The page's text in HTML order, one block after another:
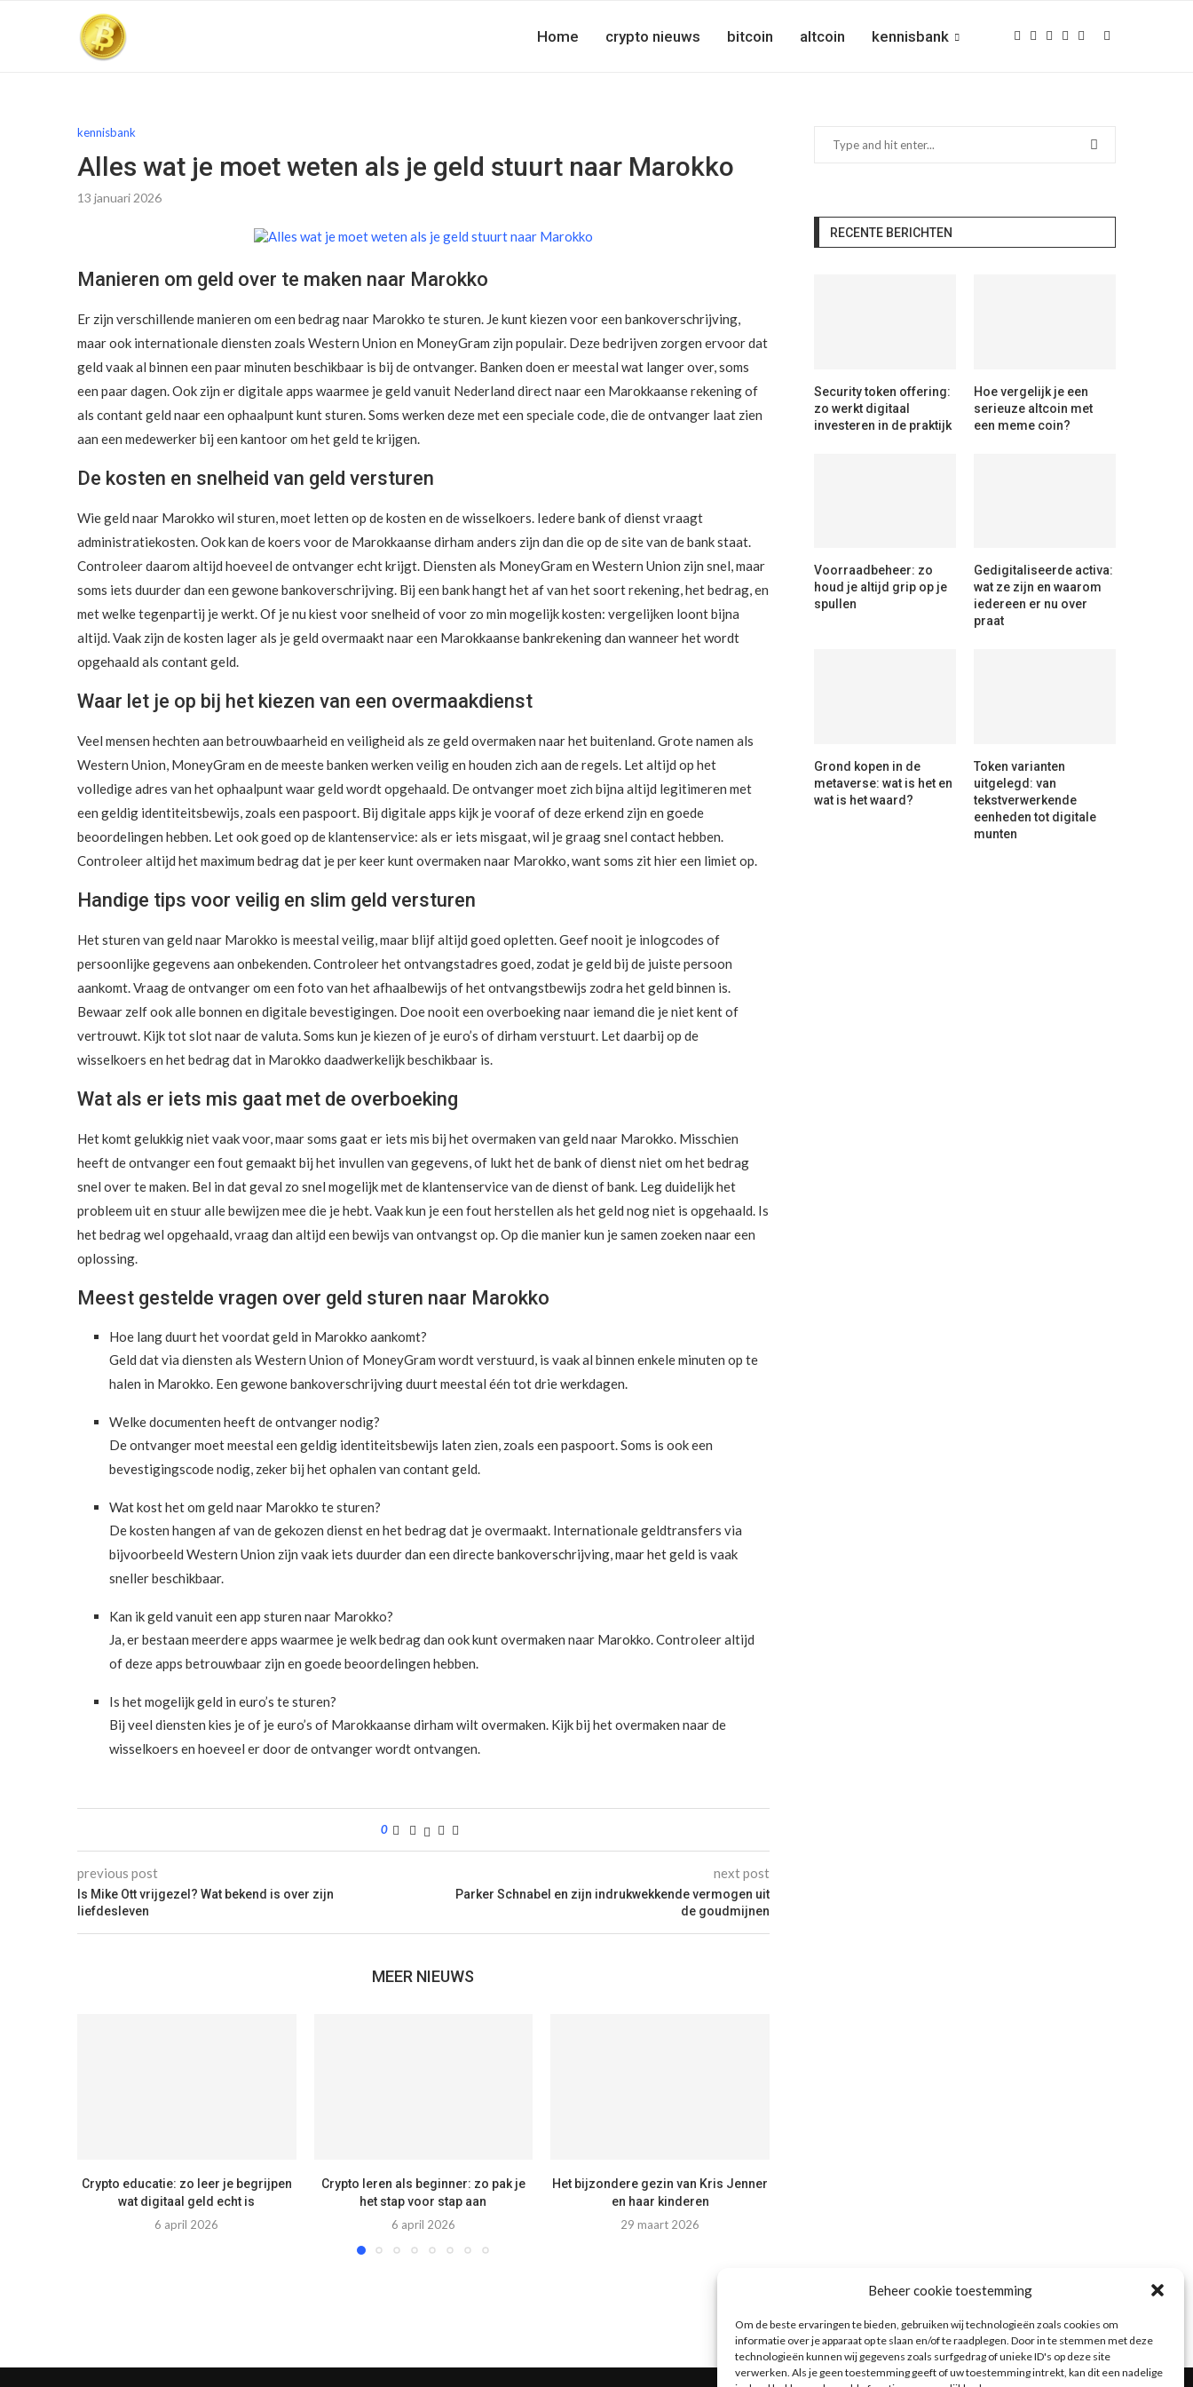
Beheer cookie toestemming
Om de beste ervaringen te bieden, gebruiken wij technologieën zoals cookies om
informatie over je apparaat op te slaan en/of te raadplegen. Door in te stemmen met deze
technologieën kunnen wij gegevens zoals surfgedrag of unieke ID's op deze site
verwerken. Als je geen toestemming geeft of uw toestemming intrekt, kan dit een nadelige
Home crypto nieuws bitcoin altcoin kennisbank
kennisbank
Alles wat je moet weten als je geld stuurt naar Marokko
13 januari 2026
Manieren om geld over te maken naar Marokko
Er zijn verschillende manieren om een bedrag naar Marokko te sturen. Je kunt kiezen voor een bankoverschrijving,
maar ook internationale diensten zoals Western Union en MoneyGram zijn populair. Deze bedrijven zorgen ervoor dat
geld vaak al binnen een paar minuten beschikbaar is bij de ontvanger. Banken doen er meestal wat langer over, soms
een paar dagen. Ook zijn er digitale apps waarmee je geld vanuit Nederland direct naar een Marokkaanse rekening of
als contant geld naar een ophaalpunt kunt sturen. Soms werken deze met een speciale code, die de ontvanger laat zien
aan een medewerker bij een kantoor om het geld te krijgen.
De kosten en snelheid van geld versturen
Wie geld naar Marokko wil sturen, moet letten op de kosten en de wisselkoers. Iedere bank of dienst vraagt
administratiekosten. Ook kan de koers voor de Marokkaanse dirham anders zijn dan die op de site van de bank staat.
Controleer daarom altijd hoeveel de ontvanger echt krijgt. Diensten als MoneyGram en Western Union zijn snel, maar
soms iets duurder dan een gewone bankoverschrijving. Bij een bank hangt het af van het soort rekening, het bedrag, en
met welke tegenpartij je werkt. Of je nu kiest voor snelheid of voor zo min mogelijk kosten: vergelijken loont bijna
altijd. Vaak zijn de kosten lager als je geld overmaakt naar een Marokkaanse bankrekening dan wanneer het wordt
opgehaald als contant geld.
Waar let je op bij het kiezen van een overmaakdienst
Veel mensen hechten aan betrouwbaarheid en veiligheid als ze geld overmaken naar het buitenland. Grote namen als
Western Union, MoneyGram en de meeste banken werken veilig en houden zich aan de regels. Let altijd op het
volledige adres van het ophaalpunt waar geld wordt opgehaald. De ontvanger moet zich bijna altijd legitimeren met
een geldig identiteitsbewijs, zoals een paspoort. Bij digitale apps kijk je vooraf of deze erkend zijn en goede
beoordelingen hebben. Let ook goed op de klantenservice: als er iets misgaat, wil je graag snel contact hebben.
Controleer altijd het maximum bedrag dat je per keer kunt overmaken naar Marokko, want soms zit hier een limiet op.
Handige tips voor veilig en slim geld versturen
Het sturen van geld naar Marokko is meestal veilig, maar blijf altijd goed opletten. Geef nooit je inlogcodes of
persoonlijke gegevens aan onbekenden. Controleer het ontvangstadres goed, zodat je geld bij de juiste persoon
aankomt. Vraag de ontvanger om een foto van het afhaalbewijs of het ontvangstbewijs zodra het geld binnen is.
Bewaar zelf ook alle bonnen en digitale bevestigingen. Doe nooit een overboeking naar iemand die je niet kent of
vertrouwt. Kijk tot slot naar de valuta. Soms kun je kiezen of je euro’s of dirham verstuurt. Let daarbij op de
wisselkoers en het bedrag dat in Marokko daadwerkelijk beschikbaar is.
Wat als er iets mis gaat met de overboeking
Het komt gelukkig niet vaak voor, maar soms gaat er iets mis bij het overmaken van geld naar Marokko. Misschien
heeft de ontvanger een fout gemaakt bij het invullen van gegevens, of lukt het de bank of dienst niet om het bedrag
snel over te maken. Bel in dat geval zo snel mogelijk met de klantenservice van de dienst of bank. Leg duidelijk het
probleem uit en stuur alle bewijzen mee die je hebt. Vaak kun je een fout herstellen als het geld nog niet is opgehaald. Is
het bedrag wel opgehaald, vraag dan altijd een bewijs van ontvangst op. Op die manier kun je samen zoeken naar een
oplossing.
Meest gestelde vragen over geld sturen naar Marokko
Hoe lang duurt het voordat geld in Marokko aankomt?
Geld dat via diensten als Western Union of MoneyGram wordt verstuurd, is vaak al binnen enkele minuten op te
halen in Marokko. Een gewone bankoverschrijving duurt meestal één tot drie werkdagen.
Welke documenten heeft de ontvanger nodig?
De ontvanger moet meestal een geldig identiteitsbewijs laten zien, zoals een paspoort. Soms is ook een
bevestigingscode nodig, zeker bij het ophalen van contant geld.
Wat kost het om geld naar Marokko te sturen?
De kosten hangen af van de gekozen dienst en het bedrag dat je overmaakt. Internationale geldtransfers via
bijvoorbeeld Western Union zijn vaak iets duurder dan een directe bankoverschrijving, maar het geld is vaak
sneller beschikbaar.
Kan ik geld vanuit een app sturen naar Marokko?
Ja, er bestaan meerdere apps waarmee je welk bedrag dan ook kunt overmaken naar Marokko. Controleer altijd
of deze apps betrouwbaar zijn en goede beoordelingen hebben.
Is het mogelijk geld in euro’s te sturen?
Bij veel diensten kies je of je euro’s of Marokkaanse dirham wilt overmaken. Kijk bij het overmaken naar de
wisselkoers en hoeveel er door de ontvanger wordt ontvangen.
0
previous post
Is Mike Ott vrijgezel? Wat bekend is over zijn
liefdesleven
next post
Parker Schnabel en zijn indrukwekkende vermogen uit
de goudmijnen
MEER NIEUWS
Crypto educatie: zo leer je begrijpen
wat digitaal geld echt is
6 april 2026
Crypto leren als beginner: zo pak je
het stap voor stap aan
6 april 2026
Het bijzondere gezin van Kris Jenner
en haar kinderen
29 maart 2026
RECENTE BERICHTEN
Security token offering:
zo werkt digitaal
investeren in de praktijk
Hoe vergelijk je een
serieuze altcoin met
een meme coin?
Voorraadbeheer: zo
houd je altijd grip op je
spullen
Gedigitaliseerde activa:
wat ze zijn en waarom
iedereen er nu over
praat
Grond kopen in de
metaverse: wat is het en
wat is het waard?
Token varianten
uitgelegd: van
tekstverwerkende
eenheden tot digitale
munten